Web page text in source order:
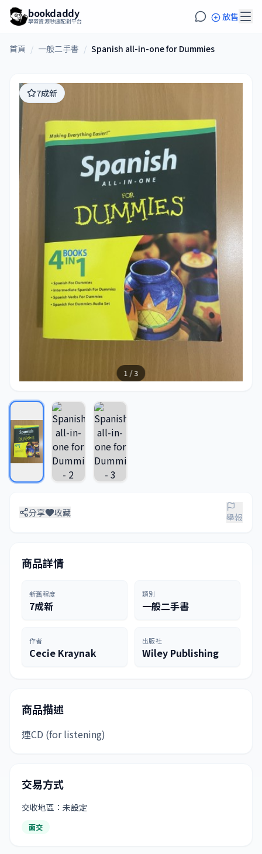
bookdaddy
學習資源秒速配對平台 放售
首頁 / 一般二手書 / Spanish all-in-one for Dummies
1 / 3
7成新
分享 收藏 舉報
商品詳情
新舊程度
7成新
類別
一般二手書
作者
Cecie Kraynak
出版社
Wiley Publishing
商品描述
連CD (for listening)
交易方式
交收地區：未設定
面交